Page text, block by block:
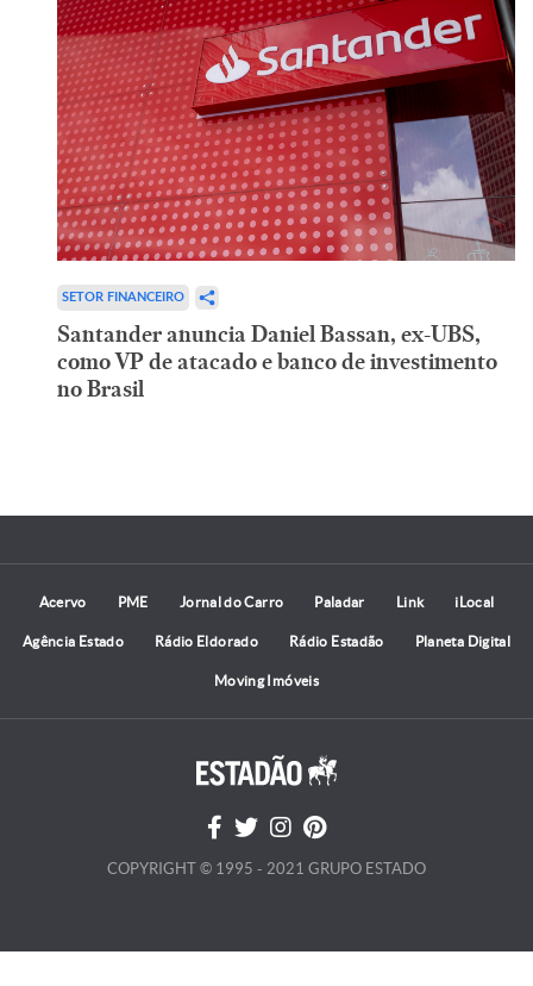
SETOR FINANCEIRO
Santander anuncia Daniel Bassan, ex-UBS,
como VP de atacado e banco de investimento
no Brasil
Acervo PME Jornal do Carro Paladar Link iLocal
Agência Estado Rádio Eldorado Rádio Estadão Planeta Digital
Moving Imóveis
COPYRIGHT © 1995 - 2021 GRUPO ESTADO